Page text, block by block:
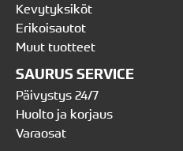
Kevytyksiköt
Erikoisautot
Muut tuotteet
SAURUS SERVICE
Päivystys 24/7
Huolto ja korjaus
Varaosat